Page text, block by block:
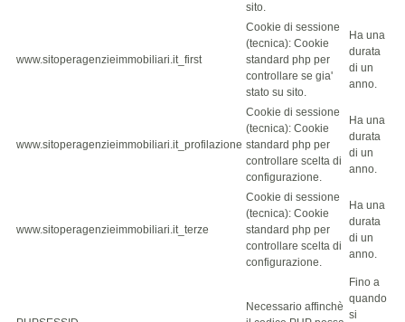
sito.
www.sitoperagenzieimmobiliari.it_first
Cookie di sessione
(tecnica): Cookie
standard php per
controllare se gia'
stato su sito.
Ha una
durata
di un
anno.
www.sitoperagenzieimmobiliari.it_profilazione
Cookie di sessione
(tecnica): Cookie
standard php per
controllare scelta di
configurazione.
Ha una
durata
di un
anno.
www.sitoperagenzieimmobiliari.it_terze
Cookie di sessione
(tecnica): Cookie
standard php per
controllare scelta di
configurazione.
Ha una
durata
di un
anno.
Necessario affinchè
Fino a
quando
si